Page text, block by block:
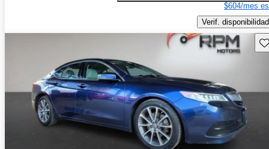
$604/mes
Verif. disponibilidad